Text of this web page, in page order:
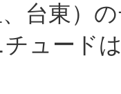
台東）
ュード